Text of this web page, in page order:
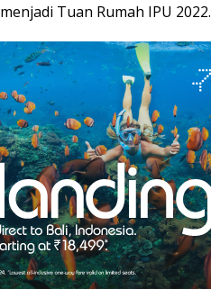
Tuan Rumah IPU 2022.